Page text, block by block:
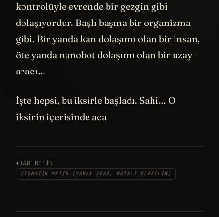
kontrolüyle evrende bir gezgin gibi
dolaşıyordur. Başlı başına bir organizma
gibi. Bir yanda kan dolaşımı olan bir insan,
öte yanda nanobot dolaşımı olan bir uzay
aracı…
İşte hepsi, bu iksirle başladı. Sahi… O
iksirin içerisinde aca
TAM METIN
OTOMATIK METIN (YAPAY ZEKÂ, HATALI OLABILIR)